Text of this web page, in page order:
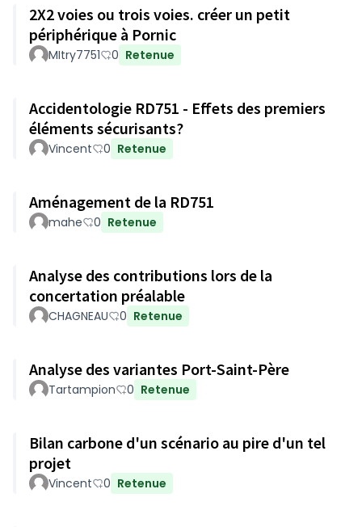
2X2 voies ou trois voies. créer un petit
périphérique à Pornic
MItry7751 0 Retenue
Accidentologie RD751 - Effets des premiers
éléments sécurisants?
Vincent 0 Retenue
Aménagement de la RD751
mahe 0 Retenue
Analyse des contributions lors de la
concertation préalable
CHAGNEAU 0 Retenue
Analyse des variantes Port-Saint-Père
Tartampion 0 Retenue
Bilan carbone d'un scénario au pire d'un tel
projet
Vincent 0 Retenue